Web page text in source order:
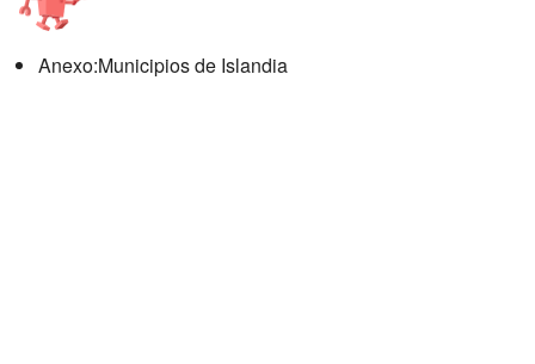
Anexo:Municipios de Islandia